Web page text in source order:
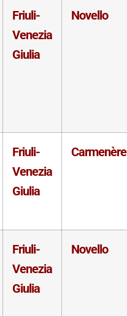
Friuli-
Venezia
Giulia
Novello
Friuli-
Venezia
Giulia
Carmenère
Friuli-
Venezia
Giulia
Novello